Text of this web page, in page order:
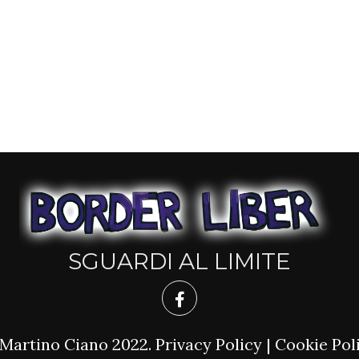
SGUARDI AL LIMITE
Ciano 2022. Privacy Policy | Cookie